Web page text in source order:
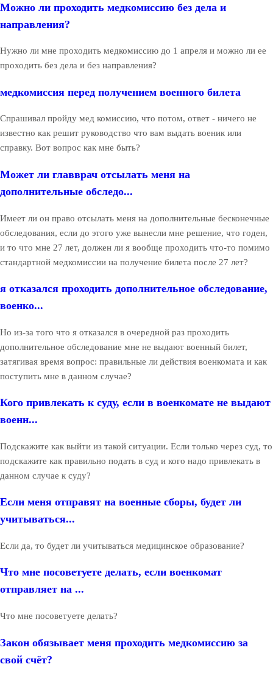
Можно ли проходить медкомиссию без дела и
направления?
Нужно ли мне проходить медкомиссию до 1 апреля и можно ли ее
проходить без дела и без направления?
медкомиссия перед получением военного билета
Спрашивал пройду мед комиссию, что потом, ответ - ничего не
известно как решит руководство что вам выдать военик или
справку. Вот вопрос как мне быть?
Может ли главврач отсылать меня на
дополнительные обследо...
Имеет ли он право отсылать меня на дополнительные бесконечные
обследования, если до этого уже вынесли мне решение, что годен,
и то что мне 27 лет, должен ли я вообще проходить что-то помимо
стандартной медкомиссии на получение билета после 27 лет?
я отказался проходить дополнительное обследование,
военко...
Но из-за того что я отказался в очередной раз проходить
дополнительное обследование мне не выдают военный билет,
затягивая время вопрос: правильные ли действия военкомата и как
поступить мне в данном случае?
Кого привлекать к суду, если в военкомате не выдают
военн...
Подскажите как выйти из такой ситуации. Если только через суд, то
подскажите как правильно подать в суд и кого надо привлекать в
данном случае к суду?
Если меня отправят на военные сборы, будет ли
учитываться...
Если да, то будет ли учитываться медицинское образование?
Что мне посоветуете делать, если военкомат
отправляет на ...
Что мне посоветуете делать?
Закон обязывает меня проходить медкомиссию за
свой счёт?